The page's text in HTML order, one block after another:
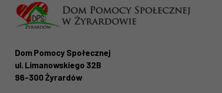
Dom Pomocy Społecznej
ul. Limanowskiego 32B
96-300 Żyrardów